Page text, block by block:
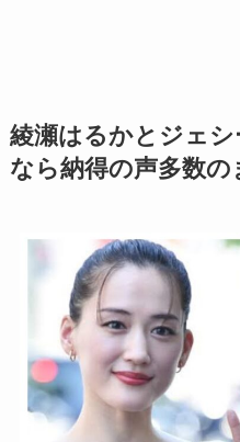
綾瀬はるかとジェ
なら納得の声多数の